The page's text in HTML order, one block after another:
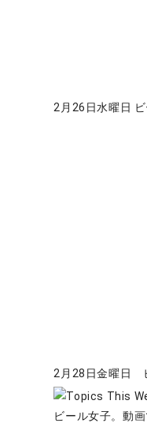
2月26日水曜日
2月28日金曜日
ビール女子。動